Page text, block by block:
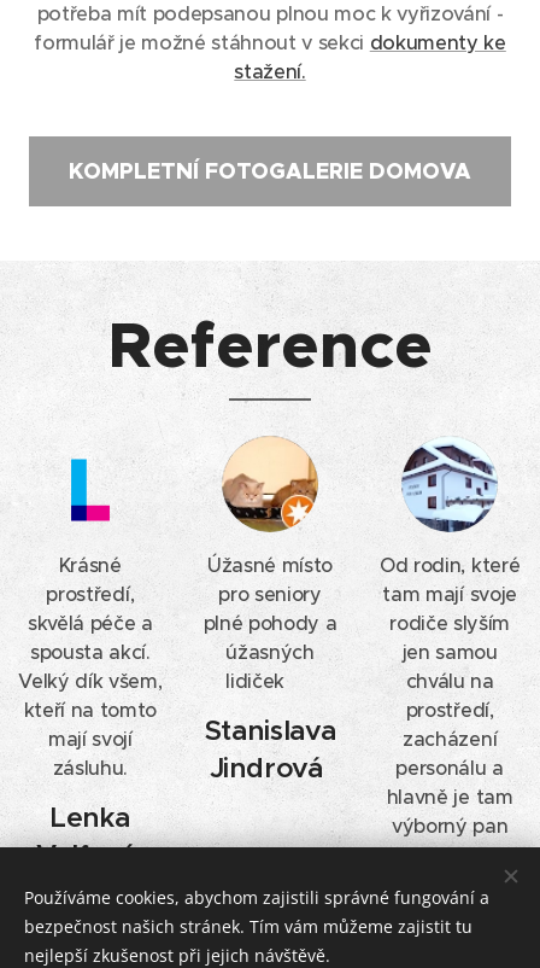
potřeba mít podepsanou plnou moc k vyřizování -
formulář je možné stáhnout v sekci dokumenty ke
stažení.
KOMPLETNÍ FOTOGALERIE DOMOVA
Reference
Krásné
prostředí,
skvělá péče a
spousta akcí.
Velký dík všem,
kteří na tomto
mají svojí
zásluhu.
Lenka
Volfová
Úžasné místo
pro seniory
plné pohody a
úžasných
lidiček 👍
Stanislava
Jindrová
Od rodin, které
tam mají svoje
rodiče slyším
jen samou
chválu na
prostředí,
zacházení
personálu a
hlavně je tam
výborný pan
ředitel.
Marie
Eliášová
Používáme cookies, abychom zajistili správné fungování a
bezpečnost našich stránek. Tím vám můžeme zajistit tu
nejlepší zkušenost při jejich návštěvě.